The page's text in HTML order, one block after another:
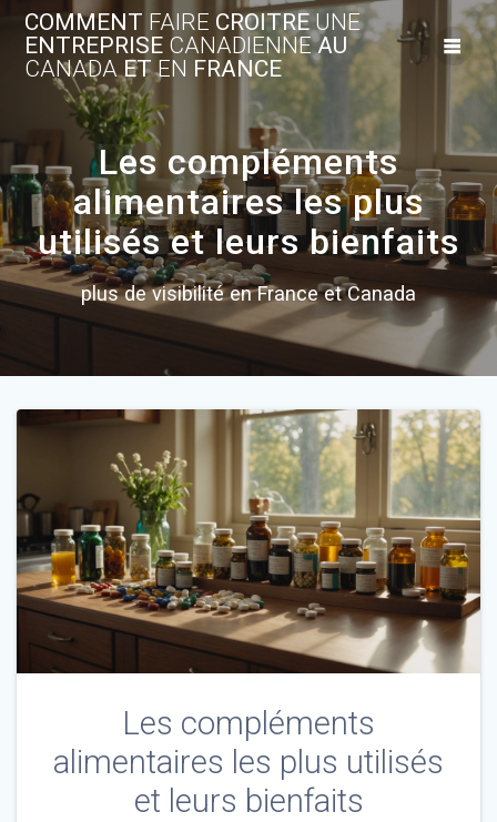
Skip
to
content
COMMENT FAIRE CROITREUNE
ENTREPRISE CANADIENNEAU
CANADAETEN FRANCE
Les compléments
alimentaires les plus
utilisés et leurs bienfaits
plus de visibilité en France et Canada
Les compléments
alimentaires les plus utilisés
et leurs bienfaits